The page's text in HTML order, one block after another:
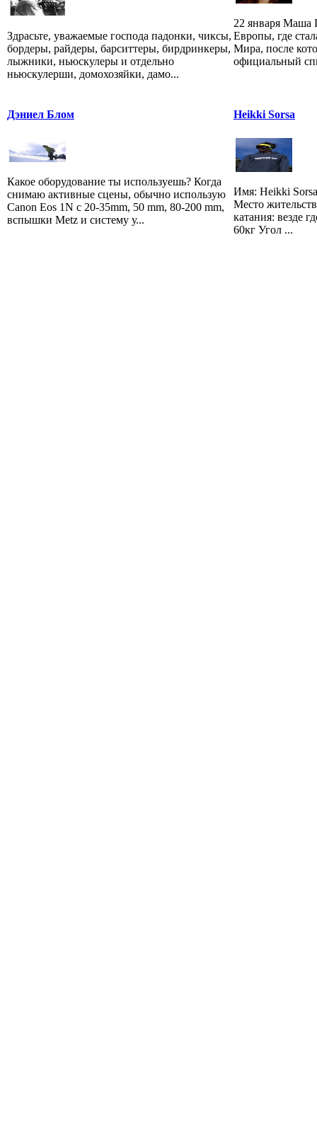
Здрасьте, уважаемые господа падонки, чиксы,
бордеры, райдеры, барситтеры, бирдринкеры,
лыжники, ньюскулеры и отдельно
ньюскулерши, домохозяйки, дамо...
22 января Маша
Европы, где
Мира, после
официальный
Дэниел Блом
Какое оборудование ты используешь? Когда
снимаю активные сцены, обычно использую
Canon Eos 1N c 20-35mm, 50 mm, 80-200 mm,
вспышки Metz и систему у...
Heikki Sorsa
Имя: Heikki
Место
катания: везде
60кг Угол ...